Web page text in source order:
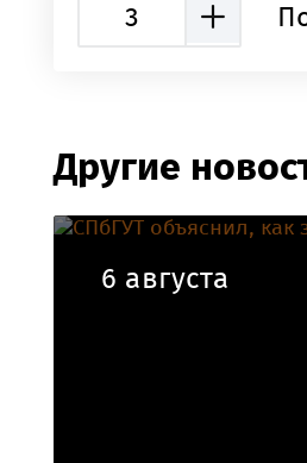
3
Другие
6 августа